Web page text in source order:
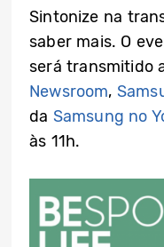
Sintonize na
saber mais. O
será transmitido
Newsroom,
da Samsung no
às 11h.